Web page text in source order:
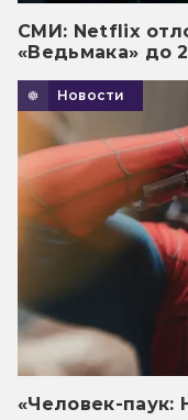
СМИ: Netflix
«Ведьмака» до
Новости
«Человек-паук: